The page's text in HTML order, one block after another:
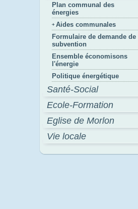
Plan communal des
énergies
Aides communales
Formulaire de demande de
subvention
Ensemble économisons
l'énergie
Politique énergétique
Santé-Social
Ecole-Formation
Eglise de Morlon
Vie locale